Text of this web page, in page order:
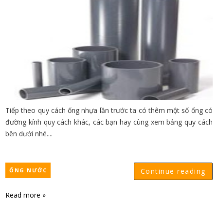
Tiếp theo quy cách ống nhựa lần trước ta có thêm một số ống có
đường kính quy cách khác, các bạn hãy cùng xem bảng quy cách
bên dưới nhé....
Continue reading
ỐNG NƯỚC
Read more »